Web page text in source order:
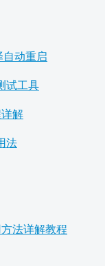
自动重启
试工具
解
法
法详解教程